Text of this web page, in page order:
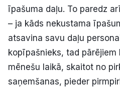
īpašuma daļu. To paredz
– ja kāds nekustama
atsavina savu daļu
kopīpašnieks, tad
mēnešu laikā, skaitot no
saņemšanas, pieder